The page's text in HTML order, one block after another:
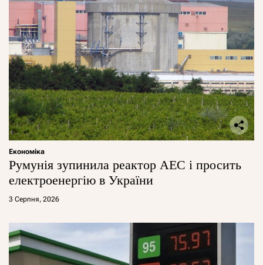
Економіка
Румунія зупинила реактор АЕС і просить
електроенергію в України
3 Серпня, 2026